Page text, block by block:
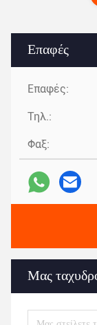
Επαφές
Επαφές:
Τηλ.:
Φαξ:
Μας